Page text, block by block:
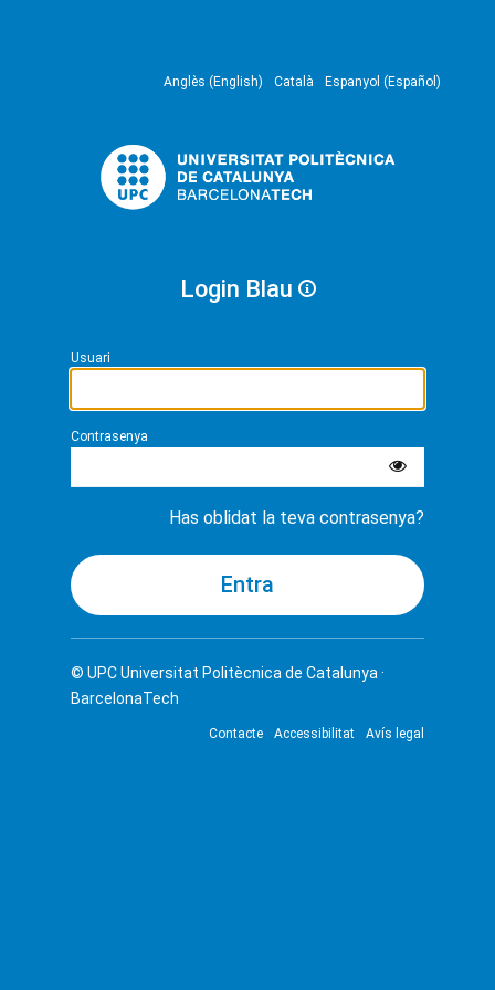
Anglès (English) Català Espanyol (Español)
Login Blau
Usuari
Contrasenya
Has oblidat la teva contrasenya?
© UPCUniversitat Politècnica de Catalunya ·
BarcelonaTech
Contacte Accessibilitat Avís legal